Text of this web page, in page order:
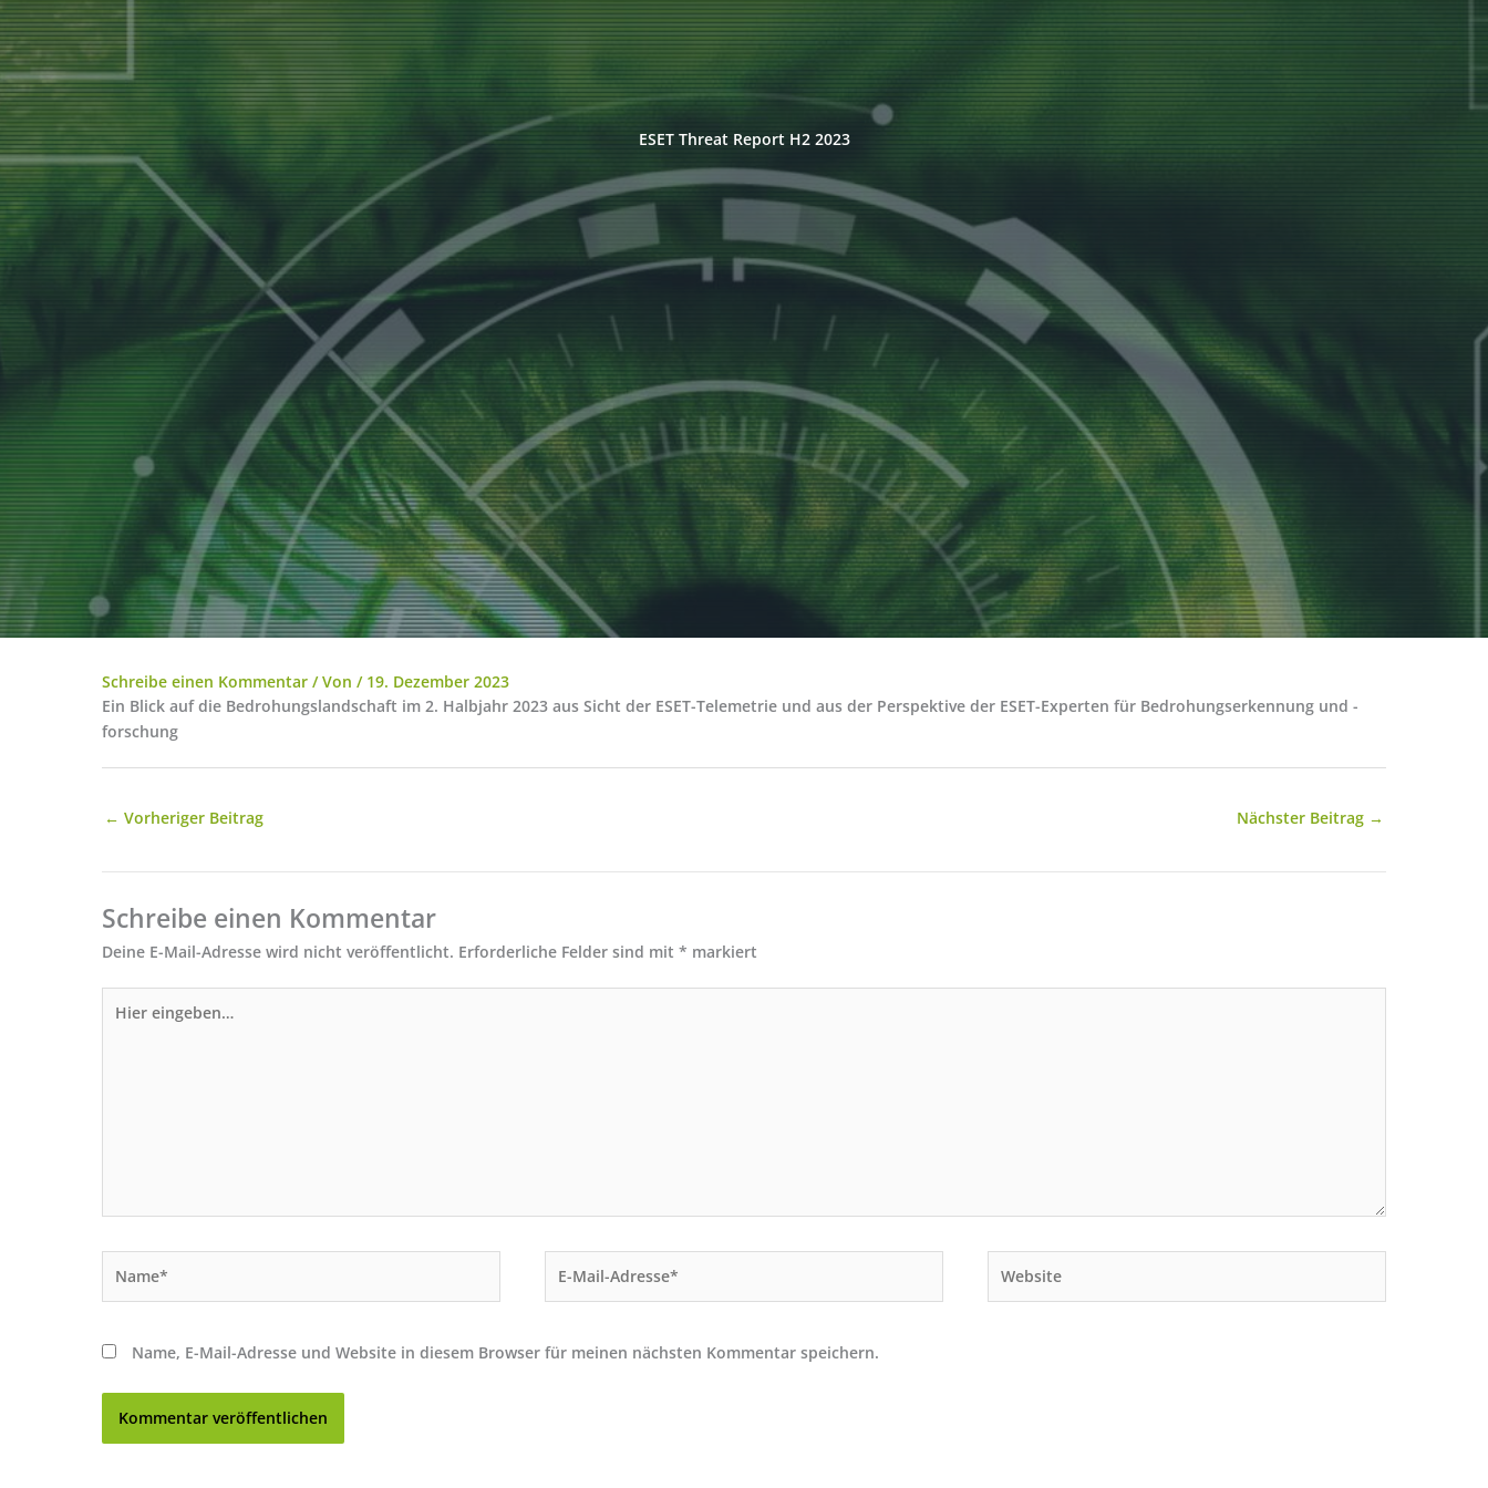
ESET Threat Report H2 2023
Schreibe einen Kommentar / Von / 19. Dezember 2023
Ein Blick auf die Bedrohungslandschaft im 2. Halbjahr 2023 aus Sicht der ESET-Telemetrie und aus der Perspektive der ESET-Experten für Bedrohungserkennung und -
forschung
← Vorheriger Beitrag Nächster Beitrag →
Schreibe einen Kommentar
Deine E-Mail-Adresse wird nicht veröffentlicht. Erforderliche Felder sind mit * markiert
eingeben…
Mail-
Name, E-Mail-Adresse und Website in diesem Browser für meinen nächsten Kommentar speichern.